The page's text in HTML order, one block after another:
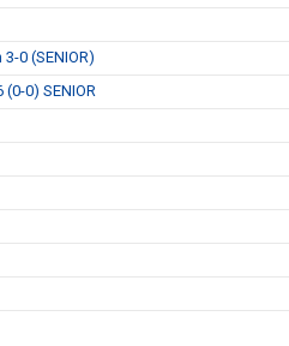
0 (SENIOR)
0) SENIOR